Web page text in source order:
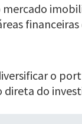
financeiras
o
direta do